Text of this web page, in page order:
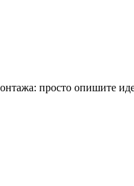
просто опишите